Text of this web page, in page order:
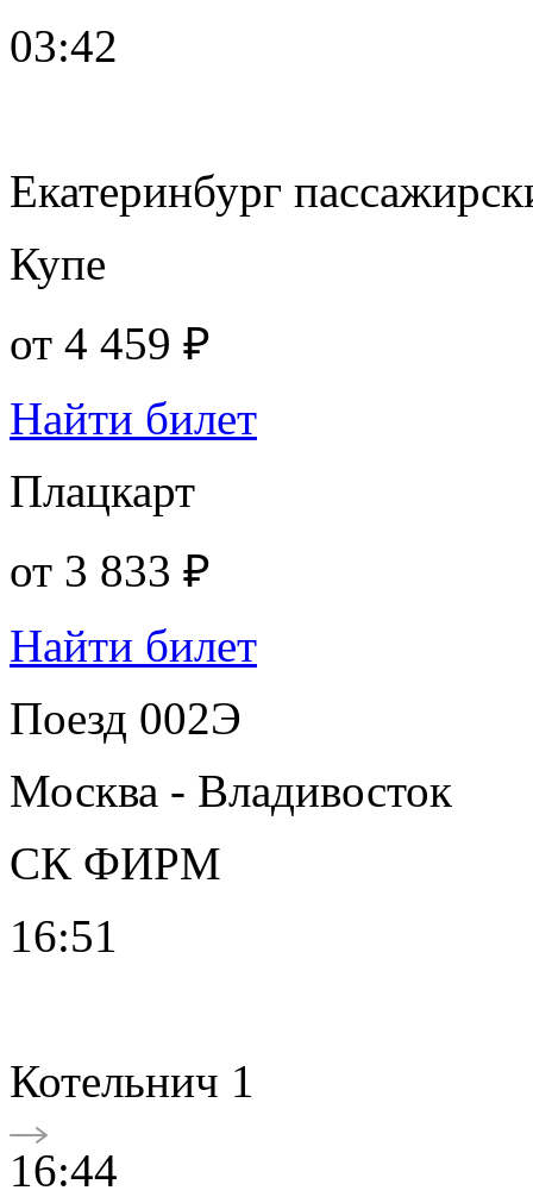
03:42
Екатеринбург
Купе
от 4 459 ₽
Найти билет
Плацкарт
от 3 833 ₽
Найти билет
Поезд 002Э
Москва - Владивосток
СК ФИРМ
16:51
Котельнич 1
16:44